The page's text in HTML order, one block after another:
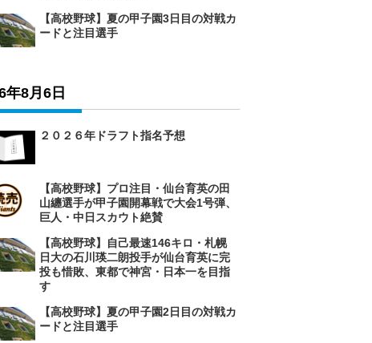
【高校野球】夏の甲子園3日目の対戦カ
ードと注目選手
年8月6日
２０２６年ドラフト指名予想
【高校野球】プロ注目・仙台育英の田
山纏選手が甲子園開幕戦で大会1号弾、
巨人・中日スカウト絶賛
【高校野球】自己最速146キロ・札幌
日大の石川瑛二朗投手が仙台育英に完
投も惜敗、東都で神宮・日本一を目指
す
【高校野球】夏の甲子園2日目の対戦カ
ードと注目選手